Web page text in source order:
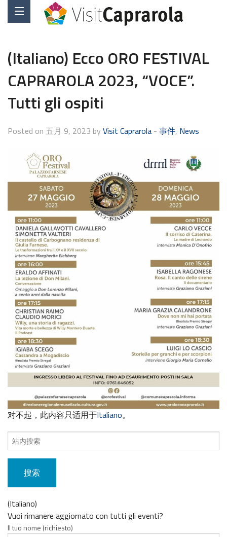
(Italiano) Ecco ORO FESTIVAL
CAPRAROLA 2023, “VOCE”.
Tutti gli ospiti
Posted on 五月 9, 2023 by Visit Caprarola - 事件, News
对不起，此内容只适用于Italiano。
搜
索
内
(Italiano)
Vuoi rimanere aggiornato con tutti gli eventi?
Il tuo nome (richiesto)